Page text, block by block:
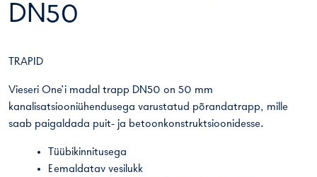
DN50
TRAPID
Vieseri One’i madal trapp DN50 on 50 mm
kanalisatsiooniühendusega varustatud põrandatrapp, mille
saab paigaldada puit- ja betoonkonstruktsioonidesse.
Tüübikinnitusega
Eemaldatav vesilukk